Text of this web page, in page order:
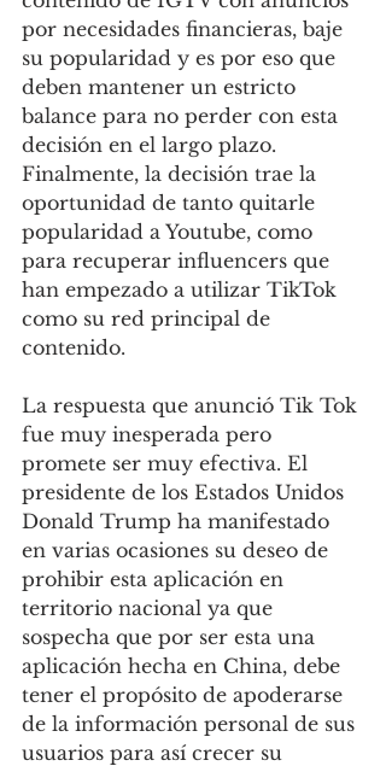
por necesidades financieras, baje
su popularidad y es por eso que
deben mantener un estricto
balance para no perder con esta
decisión en el largo plazo.
Finalmente, la decisión trae la
oportunidad de tanto quitarle
popularidad a Youtube, como
para recuperar influencers que
han empezado a utilizar TikTok
como su red principal de
contenido.
La respuesta que anunció Tik Tok
fue muy inesperada pero
promete ser muy efectiva. El
presidente de los Estados Unidos
Donald Trump ha manifestado
en varias ocasiones su deseo de
prohibir esta aplicación en
territorio nacional ya que
sospecha que por ser esta una
aplicación hecha en China, debe
tener el propósito de apoderarse
de la información personal de sus
usuarios para así crecer su